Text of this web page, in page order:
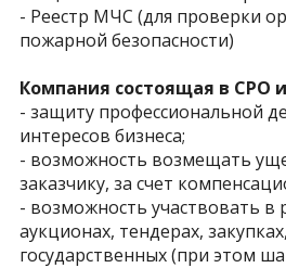
НОРМАТИВНЫЕ
ПРЕССА
РЕЕСТРЫ
- Реестр МЧС (для проверки
пожарной безопасности)
Компания состоящая в СРО
- защиту профессиональной
интересов бизнеса;
- возможность возмещать
заказчику, за счет
- возможность участвовать в
аукционах, тендерах,
государственных (при этом